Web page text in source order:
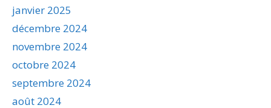
janvier 2025
décembre 2024
novembre 2024
octobre 2024
septembre 2024
août 2024